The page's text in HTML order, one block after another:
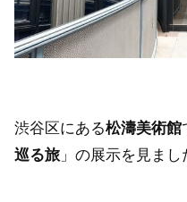
渋谷区にある松濤美術館
巡る旅 」の展示を見まし